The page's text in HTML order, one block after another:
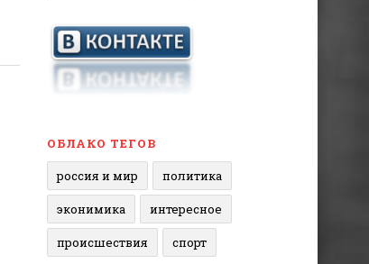
ОБЛАКО ТЕГОВ
россия и мир
политика
эконимика интересное
происшествия спорт